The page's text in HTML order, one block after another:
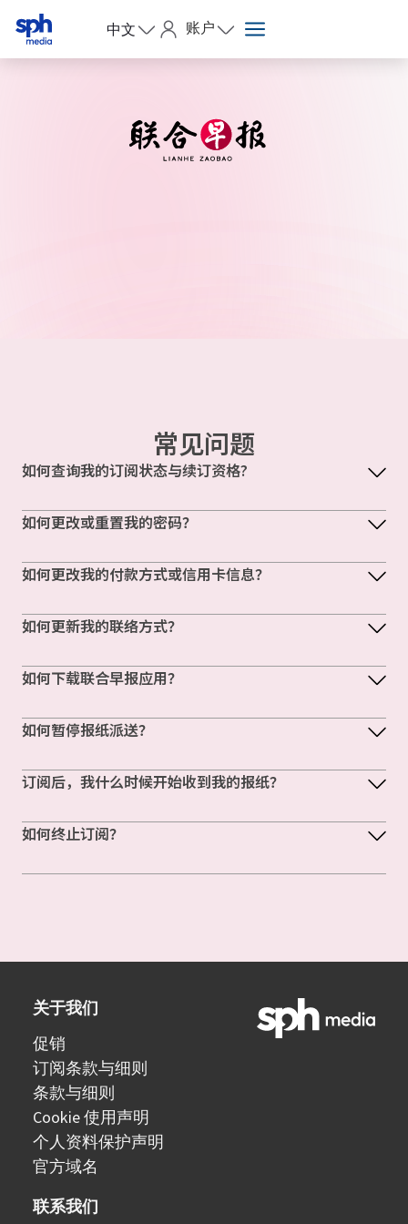
中文 账户
常见问题
如何查询我的订阅状态与续订资格?
如何更改或重置我的密码？
如何更改我的付款方式或信用卡信息？
如何更新我的联络方式？
如何下载联合早报应用？
如何暂停报纸派送？
订阅后，我什么时候开始收到我的报纸？
如何终止订阅？
关于我们
促销
订阅条款与细则
条款与细则
Cookie 使用声明
个人资料保护声明
官方域名
联系我们